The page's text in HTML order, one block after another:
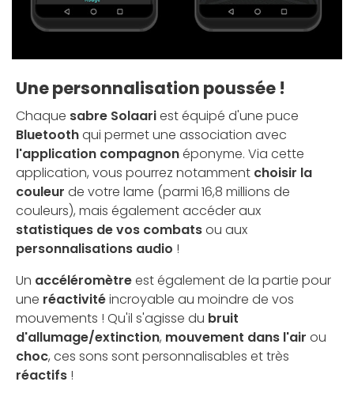
Une personnalisation poussée !
Chaque sabre Solaariest équipé d'une puce
Bluetoothqui permet une association avec
l'application compagnonéponyme. Via cette
application, vous pourrez notamment choisir la
couleur de votre lame (parmi 16,8 millions de
couleurs), mais également accéder aux
statistiques de vos combatsou aux
personnalisations audio !
Un accéléromètreest également de la partie pour
une réactivitéincroyable au moindre de vos
mouvements ! Qu'il s'agisse du bruit
d'allumage/extinction, mouvement dans l'air ou
choc, ces sons sont personnalisables et très
réactifs !